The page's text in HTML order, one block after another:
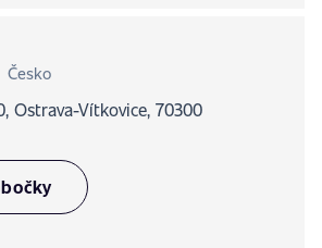
Česko
Ostrava-Vítkovice, 70300